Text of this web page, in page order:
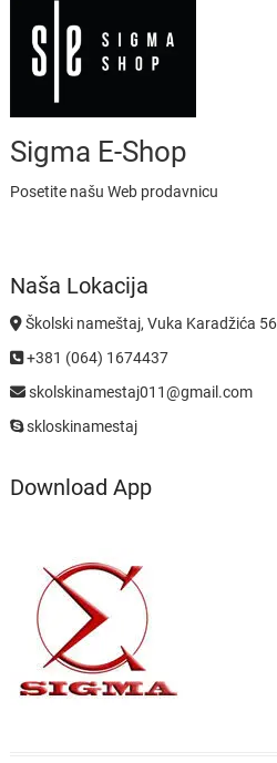
Sigma E-Shop
Posetite našu Web prodavnicu
Naša Lokacija
Školski nameštaj, Vuka Karadžića
+381 (064) 1674437
skolskinamestaj011@gmail.com
skloskinamestaj
Download App